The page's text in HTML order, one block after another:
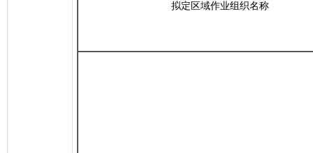
拟定区域作业组织名称